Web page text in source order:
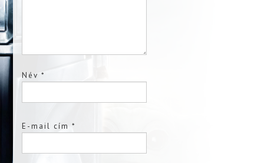
Név*
E-mail cím*